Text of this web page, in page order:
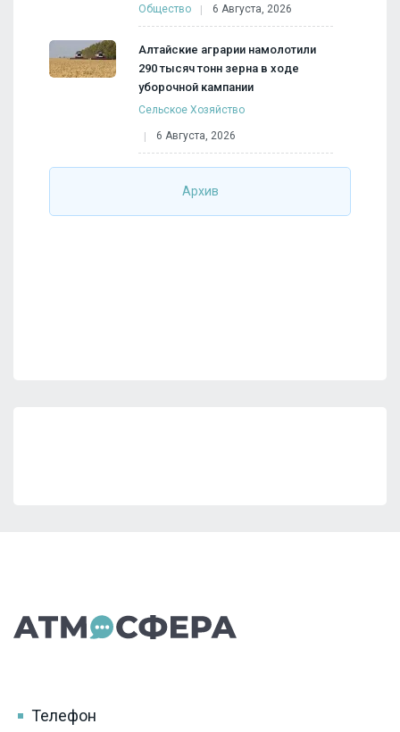
Общество 6 Августа, 2026
Алтайские аграрии намолотили
290 тысяч тонн зерна в ходе
уборочной кампании
Сельское Хозяйство
6 Августа, 2026
Архив
Телефон